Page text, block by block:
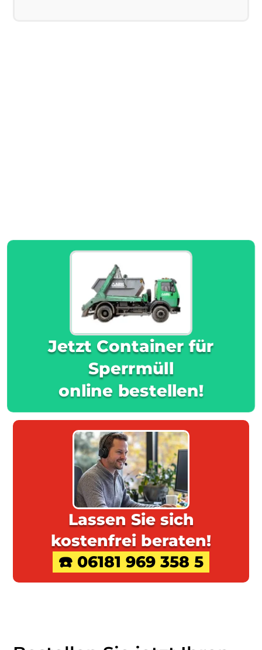
Jetzt Container für
Sperrmüll
online bestellen!
Lassen Sie sich
kostenfrei beraten!
☎️ 06181 969 358 5